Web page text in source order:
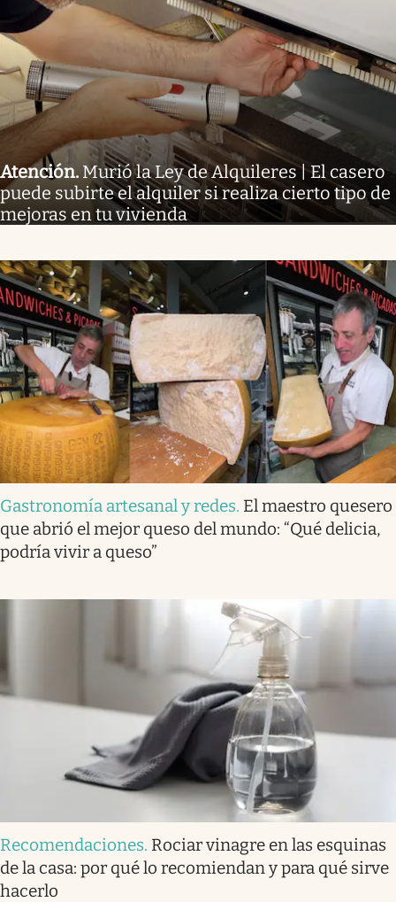
Atención. Murió la Ley de Alquileres | El casero
puede subirte el alquiler si realiza cierto tipo de
mejoras en tu vivienda
Gastronomía artesanal y redes. El maestro quesero
que abrió el mejor queso del mundo: “Qué delicia,
podría vivir a queso”
Recomendaciones. Rociar vinagre en las esquinas
de la casa: por qué lo recomiendan y para qué sirve
hacerlo